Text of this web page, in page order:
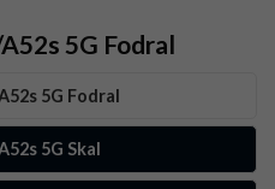
5G Fodral
5G Fodral
5G Skal